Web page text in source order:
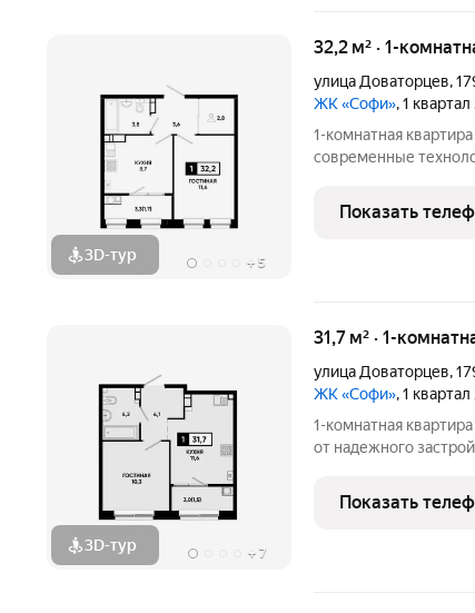
3D-тур + 5
32,2 м² · 1-
улица Доваторцев,
ЖК «Софи», 1
1-комнатная квартира в
современные
для жизни,
квартиры в
Показать
3D-тур + 7
31,7 м² · 1-
улица Доваторцев,
ЖК «Софи», 1
1-комнатная квартира в ЖК «Софи»
от надежного
предлагает
аренды.
Показать